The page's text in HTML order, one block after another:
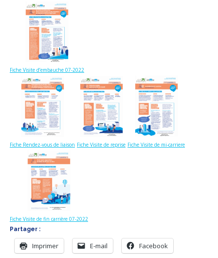
Fiche Visite d’embauche 07-2022
Fiche Rendez-vous de liaison Fiche Visite de reprise Fiche Visite de mi-carriere
Fiche Visite de fin carrière 07-2022
Partager :
Imprimer E-mail Facebook